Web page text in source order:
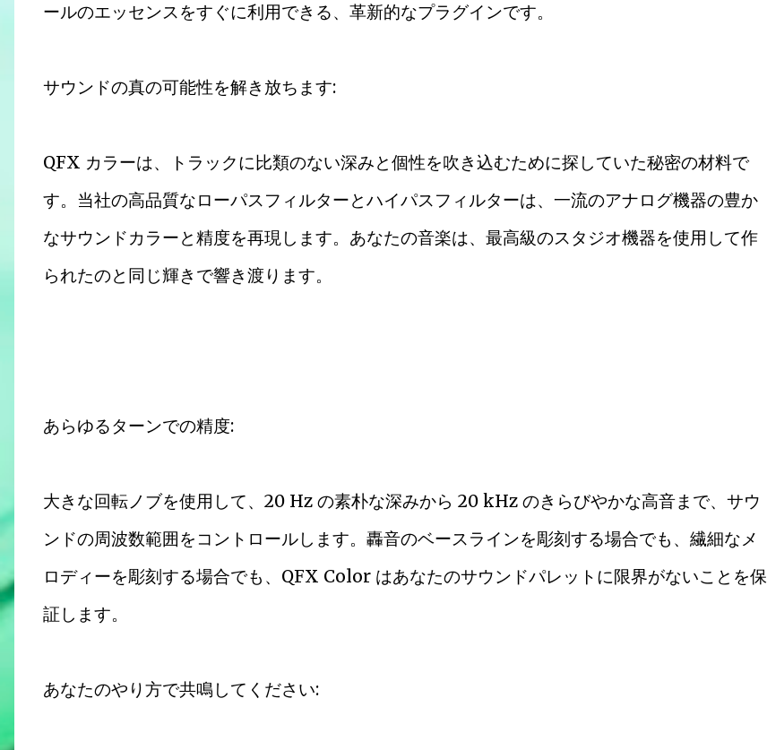
ールのエッセンスをすぐに利用できる、革新的なプラグインです。
サウンドの真の可能性を解き放ちます:
QFX カラーは、トラックに比類のない深みと個性を吹き込むために探していた秘密の材料で
す。当社の高品質なローパスフィルターとハイパスフィルターは、一流のアナログ機器の豊か
なサウンドカラーと精度を再現します。あなたの音楽は、最高級のスタジオ機器を使用して作
られたのと同じ輝きで響き渡ります。
あらゆるターンでの精度:
大きな回転ノブを使用して、20 Hz の素朴な深みから 20 kHz のきらびやかな高音まで、サウ
ンドの周波数範囲をコントロールします。轟音のベースラインを彫刻する場合でも、繊細なメ
ロディーを彫刻する場合でも、QFX Color はあなたのサウンドパレットに限界がないことを保
証します。
あなたのやり方で共鳴してください: